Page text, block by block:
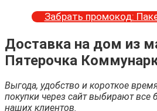
Забрать промокод:
Доставка на дом из
Пятерочка
Выгода, удобство и короткое
покупки через сайт выбирают
наших клиентов.